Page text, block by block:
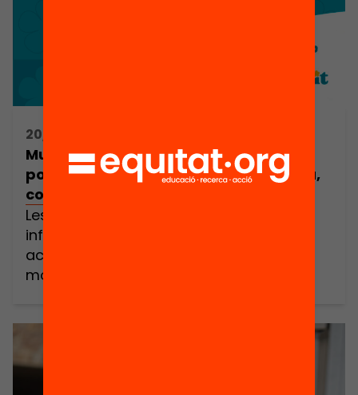
20/01/2025 10:00h - 14:00h
Municipis per un Estiu Enriquit. Pilotem
polítiques locals per un estiu equitatiu,
connectat i de qualitat
Les vacances d’estiu són, per a molts
infants i adolescents que participen en
activitats motivadores i enriquidores, un
moment d’oportunitats, gaudi,
converteix en un temps de desvinculació i
afecta especialment infants i joves de